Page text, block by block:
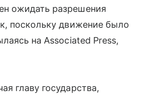
ожидать разрешения
поскольку движение было
на Associated Press,
главу государства,